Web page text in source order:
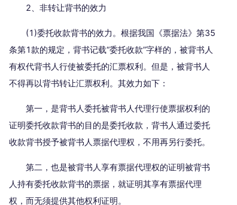
2、非转让背书的效力
(1)委托收款背书的效力。根据我国《票据法》第35
条第1款的规定，背书记载“委托收款”字样的，被背书人
有权代背书人行使被委托的汇票权利。但是，被背书人
不得再以背书转让汇票权利。其效力如下：
第一，是背书人委托被背书人代理行使票据权利的
证明委托收款背书的目的是委托收款，背书人通过委托
收款背书授予被背书人票据代理权，不用再另行委托。
第二，也是被背书人享有票据代理权的证明被背书
人持有委托收款背书的票据，就证明其享有票据代理
权，而无须提供其他权利证明。